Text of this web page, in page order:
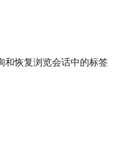
和恢复浏览会话中的标签